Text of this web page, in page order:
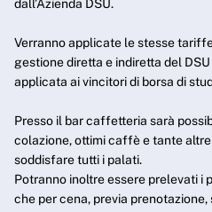
dall’Azienda DSU.
Verranno applicate le stesse
gestione diretta e indiretta del
applicata ai vincitori di borsa di
Presso il bar caffetteria sarà
colazione, ottimi caffè e tante
soddisfare tutti i palati.
Potranno inoltre essere prelevati i
che per cena, previa